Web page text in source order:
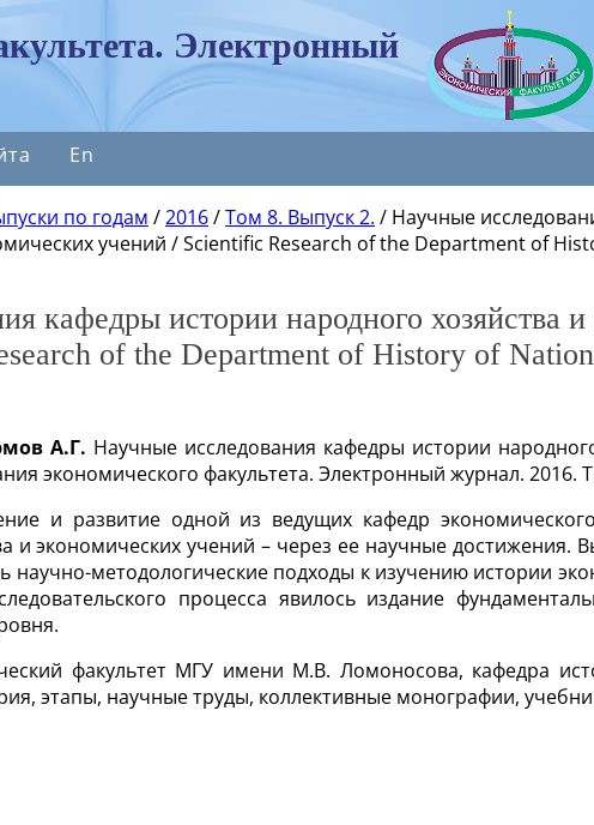
Электронный
En
по годам /2016/Том 8. Выпуск 2. / Научные
учений / Scientific Research of the Department of
кафедры истории народного хозяйства
of the Department of History of
А.Г. Научные исследования кафедры истории
экономического факультета. Электронный журнал. 2016.
и развитие одной из ведущих кафедр
и экономических учений – через ее научные достижения.
научно-методологические подходы к изучению истории
процесса явилось издание
факультет МГУ имени М.В. Ломоносова, кафедра
этапы, научные труды, коллективные монографии,